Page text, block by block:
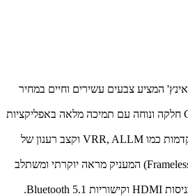
- מסך QLED ענק בגודל 75 אינץ' המציע צבעים עשירים וחיים במחיר
- מערכת הפעלה Google TV חלקה ונוחה עם תמיכה מלאה באפליקציות
- תמיכה בתכונות גיימינג מתקדמות כמו VRR, ALLM וקצב רענון של
- עיצוב מודרני ללא מסגרת (Frameless) המעניק מראה יוקרתי ומשתלב